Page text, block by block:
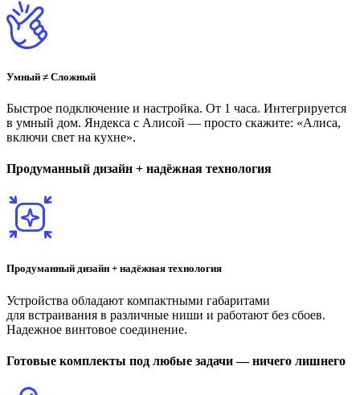
Умный ≠ Сложный
Быстрое подключение и настройка. От 1 часа. Интегрируется
в умный дом. Яндекса с Алисой — просто скажите: «Алиса,
включи свет на кухне».
Продуманный дизайн + надёжная технология
Продуманный дизайн + надёжная технология
Устройства обладают компактными габаритами
для встраивания в различные ниши и работают без сбоев.
Надежное винтовое соединение.
Готовые комплекты под любые задачи — ничего лишнего